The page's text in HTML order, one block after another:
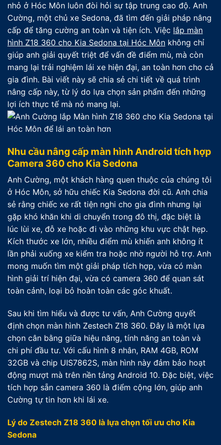
nhỏ ở Hóc Môn luôn đòi hỏi sự tập trung cao độ. Anh
Cường, một chủ xe Sedona, đã tìm đến giải pháp nâng
cấp để tăng cường an toàn và tiện ích. Việc lắp màn
hình Z18 360 cho Kia Sedona tại Hóc Môn không chỉ
giúp anh giải quyết triệt để vấn đề điểm mù, mà còn
mang lại trải nghiệm lái xe hiện đại, an toàn hơn cho cả
gia đình. Bài viết này sẽ chia sẻ chi tiết về quá trình
nâng cấp này, từ lý do lựa chọn sản phẩm đến những
lợi ích thực tế mà nó mang lại.
Nhu cầu nâng cấp màn hình Android tích hợp
Camera 360 cho Kia Sedona
Anh Cường, một khách hàng quen thuộc của chúng tôi
ở Hóc Môn, sở hữu chiếc Kia Sedona đời cũ. Anh chia
sẻ rằng chiếc xe rất tiện nghi cho gia đình nhưng lại
gặp khó khăn khi di chuyển trong đô thị, đặc biệt là
lúc lùi xe, đỗ xe hoặc đi vào những khu vực chật hẹp.
Kích thước xe lớn, nhiều điểm mù khiến anh không ít
lần phải xuống xe kiểm tra hoặc nhờ người hỗ trợ. Anh
mong muốn tìm một giải pháp tích hợp, vừa có màn
hình giải trí hiện đại, vừa có camera 360 để quan sát
toàn cảnh, loại bỏ hoàn toàn các góc khuất.
Sau khi tìm hiểu và được tư vấn, Anh Cường quyết
định chọn màn hình Zestech Z18 360. Đây là một lựa
chọn cân bằng giữa hiệu năng, tính năng an toàn và
chi phí đầu tư. Với cấu hình 8 nhân, RAM 4GB, ROM
32GB và chip UIS7862S, màn hình này đảm bảo hoạt
động mượt mà trên nền tảng Android 10. Đặc biệt, việc
tích hợp sẵn camera 360 là điểm cộng lớn, giúp anh
Cường tự tin hơn khi lái xe.
Lý do Zestech Z18 360 là lựa chọn tối ưu cho Kia
Sedona